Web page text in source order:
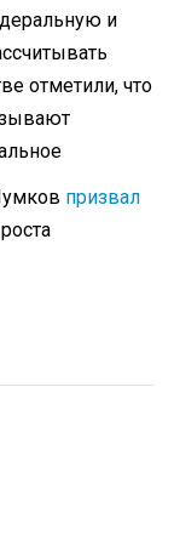
и
отметили, что
призвал